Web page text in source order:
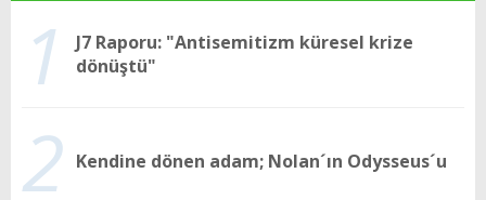
1
J7 Raporu: "Antisemitizm küresel krize
dönüştü"
2 Kendine dönen adam; Nolan´ın Odysseus´u